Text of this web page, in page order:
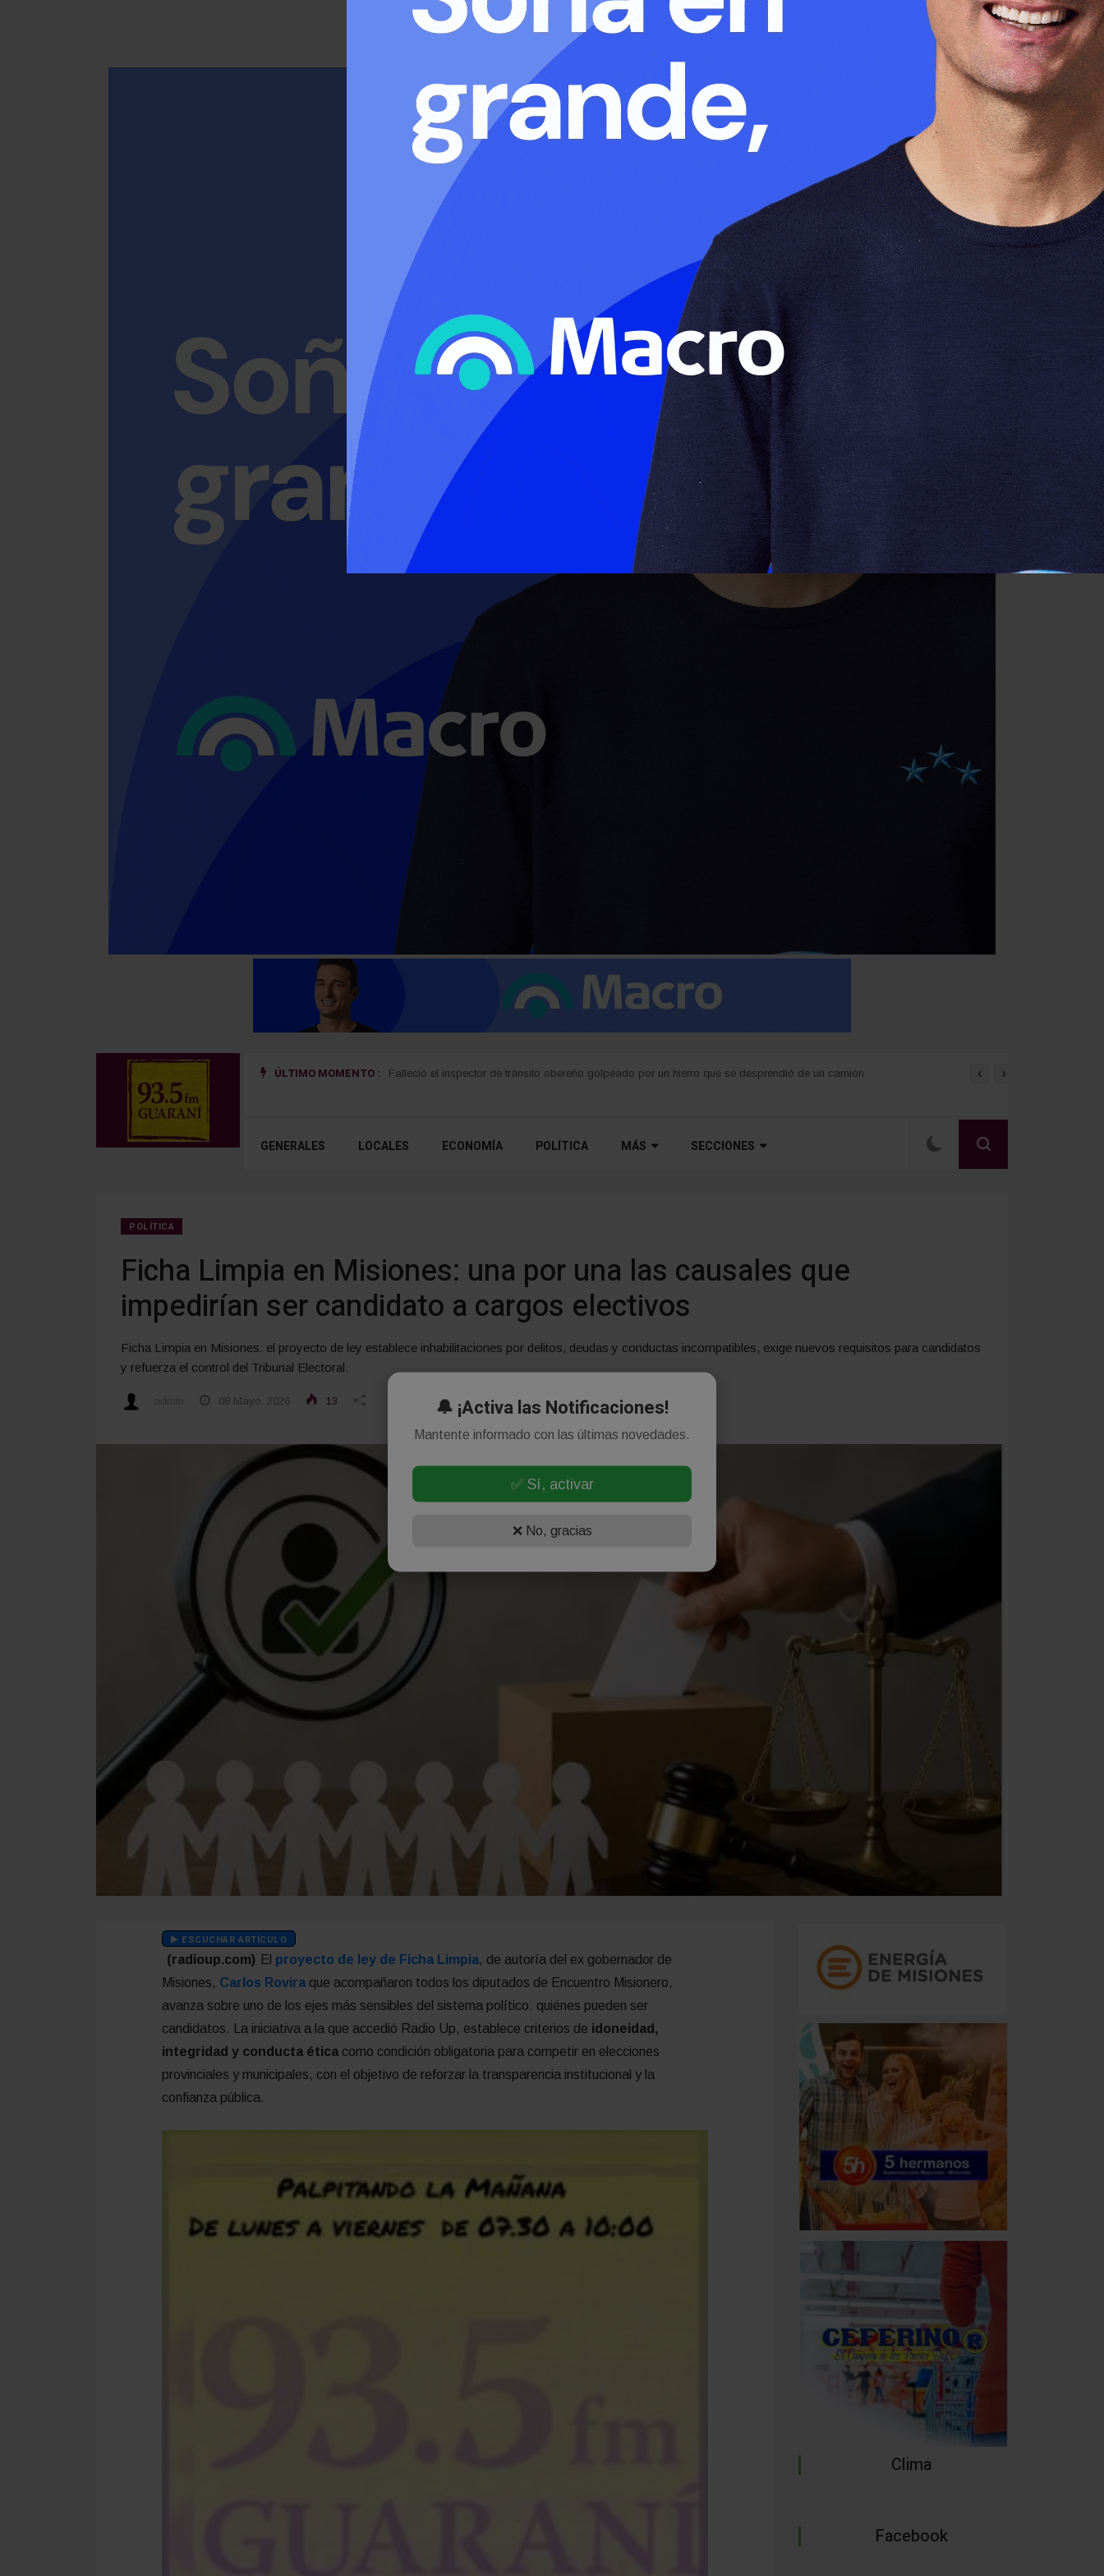
ÚLTIMO MOMENTO :
mercaderías de contrabando desde Paraguay a Brasil Falleció el inspector de tránsito obereño golpeado por un hierro que se desprendió de un camión Carlos Arce anticipó que
‹ ›
GENERALES LOCALES ECONOMÍA POLÍTICA MÁS SECCIONES
POLÍTICA
Ficha Limpia en Misiones: una por una las causales que
impedirían ser candidato a cargos electivos
Ficha Limpia en Misiones: el proyecto de ley establece inhabilitaciones por delitos, deudas y conductas incompatibles, exige nuevos requisitos para candidatos
y refuerza el control del Tribunal Electoral.
08 Mayo, 2026 13
ESCUCHAR ARTÍCULO
(radioup.com) El proyecto de ley de Ficha Limpia, de autoría del ex gobernador de
Misiones, Carlos Rovira que acompañaron todos los diputados de Encuentro Misionero,
avanza sobre uno de los ejes más sensibles del sistema político: quiénes pueden ser
candidatos. La iniciativa a la que accedió Radio Up, establece criterios de idoneidad,
integridad y conducta ética como condición obligatoria para competir en elecciones
provinciales y municipales, con el objetivo de reforzar la transparencia institucional y la
confianza pública.
Clima
Facebook
🔔 ¡Activa las Notificaciones!
Mantente informado con las últimas novedades.
✅ Sí, activar
❌ No, gracias